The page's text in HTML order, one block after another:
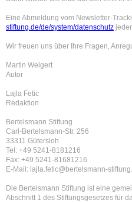
Eine Abmeldung vom Newsletter-
stiftung.de/de/system/datenschutz
Wir freuen uns über Ihre Fragen,
Martin Weigert
Autor
Lajla Fetic
Redaktion
Bertelsmann Stiftung
Carl-Bertelsmann-Str. 256
33311 Gütersloh
Tel: +49 5241-8181216
Fax: +49 5241-81681216
E-Mail: lajla.fetic@bertelsmann-
Die Bertelsmann Stiftung ist eine
Abschnitt 1 des Stiftungsgesetzes für